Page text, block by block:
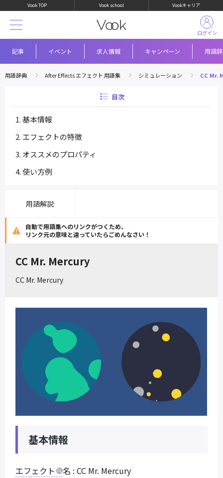
Vook TOP Vook school Vookキャリア
記事 イベント 求人情報 キャンペーン 用語
ログイン
用語辞典 After Effects エフェクト 用語集 シミュレーション CC Mr.
目次
基本情報
エフェクトの特徴
オススメのプロパティ
使い方例
用語解説
自動で用語集へのリンクがつくため、
リンク元の意味と違っていたらごめんなさい！
CC Mr. Mercury
CC Mr. Mercury
基本情報
エフェクト
名 : CC Mr. Mercury